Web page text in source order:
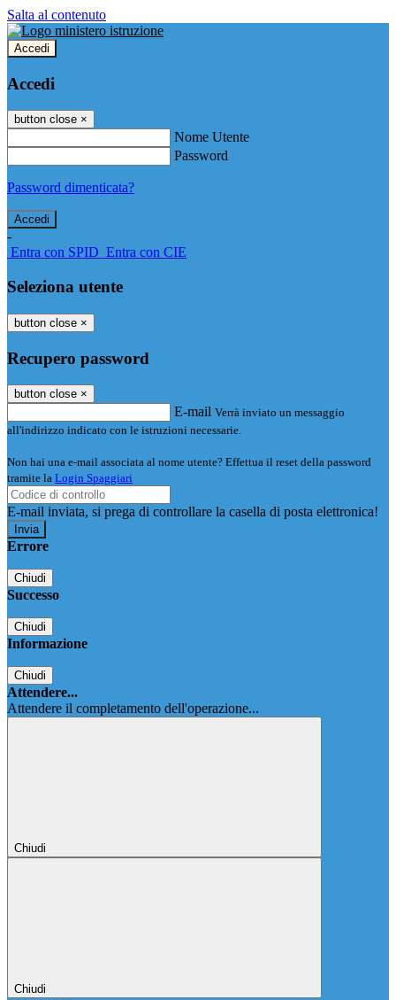
Salta al contenuto
Accedi
Accedi
button close ×
Nome Utente
Password
Password dimenticata?
-
Entra con SPID Entra con CIE
Seleziona utente
button close ×
Recupero password
button close ×
E-mail Verrà inviato un messaggio
all'indirizzo indicato con le istruzioni necessarie.
Non hai una e-mail associata al nome utente? Effettua il reset della password
tramite la Login Spaggiari
E-mail inviata, si prega di controllare la casella di posta elettronica!
Errore
Chiudi
Successo
Chiudi
Informazione
Chiudi
Attendere...
Attendere il completamento dell'operazione...
Chiudi
Chiudi